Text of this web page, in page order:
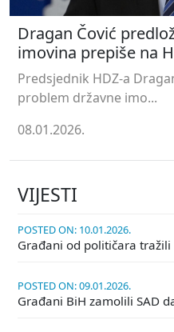
Dragan Čović
imovina prepiše na
Predsjednik HDZ-a
problem državne imo...
08.01.2026.
VIJESTI
POSTED ON: 10.01.2026.
Građani od političara
POSTED ON: 09.01.2026.
Građani BiH zamolili SAD